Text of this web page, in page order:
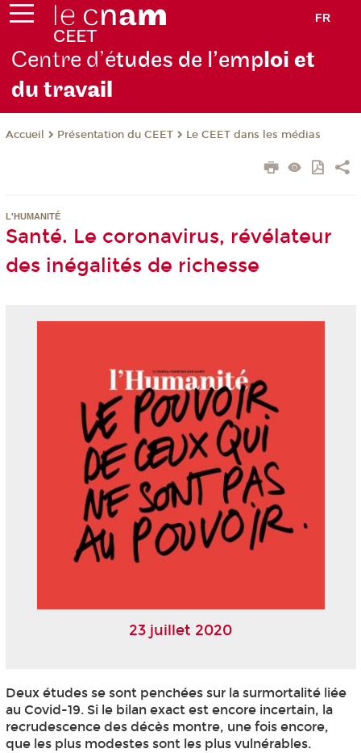
FR
Centre d’études de l’emploi et
du travail
Accueil Présentation du CEET Le CEET dans les médias
L'HUMANITÉ
Santé. Le coronavirus, révélateur
des inégalités de richesse
23 juillet 2020
Deux études se sont penchées sur la surmortalité liée
au Covid-19. Si le bilan exact est encore incertain, la
recrudescence des décès montre, une fois encore,
que les plus modestes sont les plus vulnérables.